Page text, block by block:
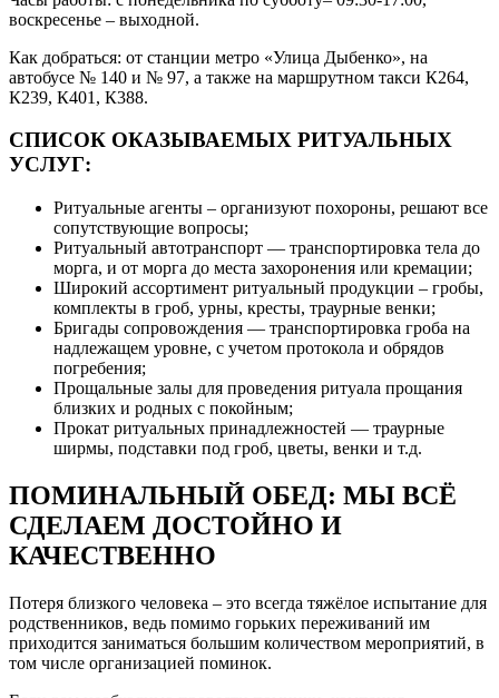
воскресенье – выходной.
Как добраться: от станции метро «Улица Дыбенко», на
автобусе № 140 и № 97, а также на маршрутном такси К264,
К239, К401, К388.
СПИСОК ОКАЗЫВАЕМЫХ РИТУАЛЬНЫХ
УСЛУГ:
Ритуальные агенты – организуют похороны, решают все
сопутствующие вопросы;
Ритуальный автотранспорт — транспортировка тела до
морга, и от морга до места захоронения или кремации;
Широкий ассортимент ритуальный продукции – гробы,
комплекты в гроб, урны, кресты, траурные венки;
Бригады сопровождения — транспортировка гроба на
надлежащем уровне, с учетом протокола и обрядов
погребения;
Прощальные залы для проведения ритуала прощания
близких и родных с покойным;
Прокат ритуальных принадлежностей — траурные
ширмы, подставки под гроб, цветы, венки и т.д.
ПОМИНАЛЬНЫЙ ОБЕД: МЫ ВСЁ
СДЕЛАЕМ ДОСТОЙНО И
КАЧЕСТВЕННО
Потеря близкого человека – это всегда тяжёлое испытание для
родственников, ведь помимо горьких переживаний им
приходится заниматься большим количеством мероприятий, в
том числе организацией поминок.